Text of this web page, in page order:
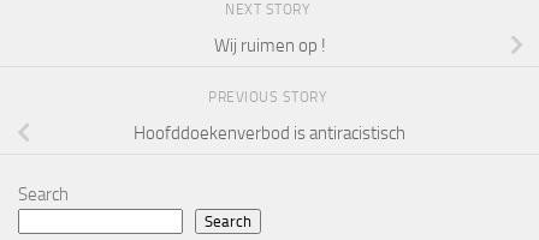
NEXT STORY
Wij ruimen op !
PREVIOUS STORY
Hoofddoekenverbod is antiracistisch
Search
Search